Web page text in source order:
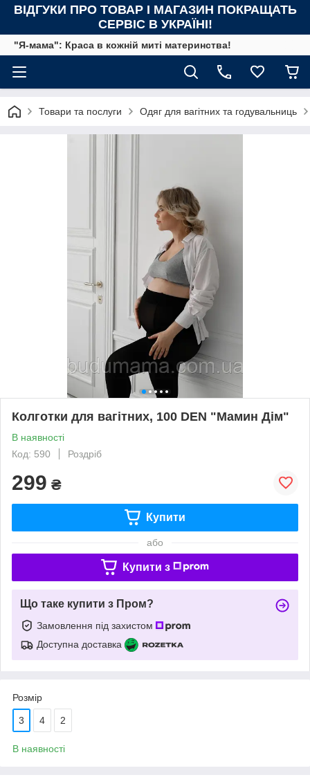
ВІДГУКИ ПРО ТОВАР І МАГАЗИН ПОКРАЩАТЬ
СЕРВІС В УКРАЇНІ!
"Я-мама": Краса в кожній миті материнства!
Товари та послуги Одяг для вагітних та годувальниць
Колготки для вагітних, 100 DEN "Мамин Дім"
В наявності
Код: 590
Роздріб
299 ₴
Купити
або
Купити з
Що таке купити з Пром?
Замовлення під захистом
Доступна доставка
Розмір
3 4 2
В наявності